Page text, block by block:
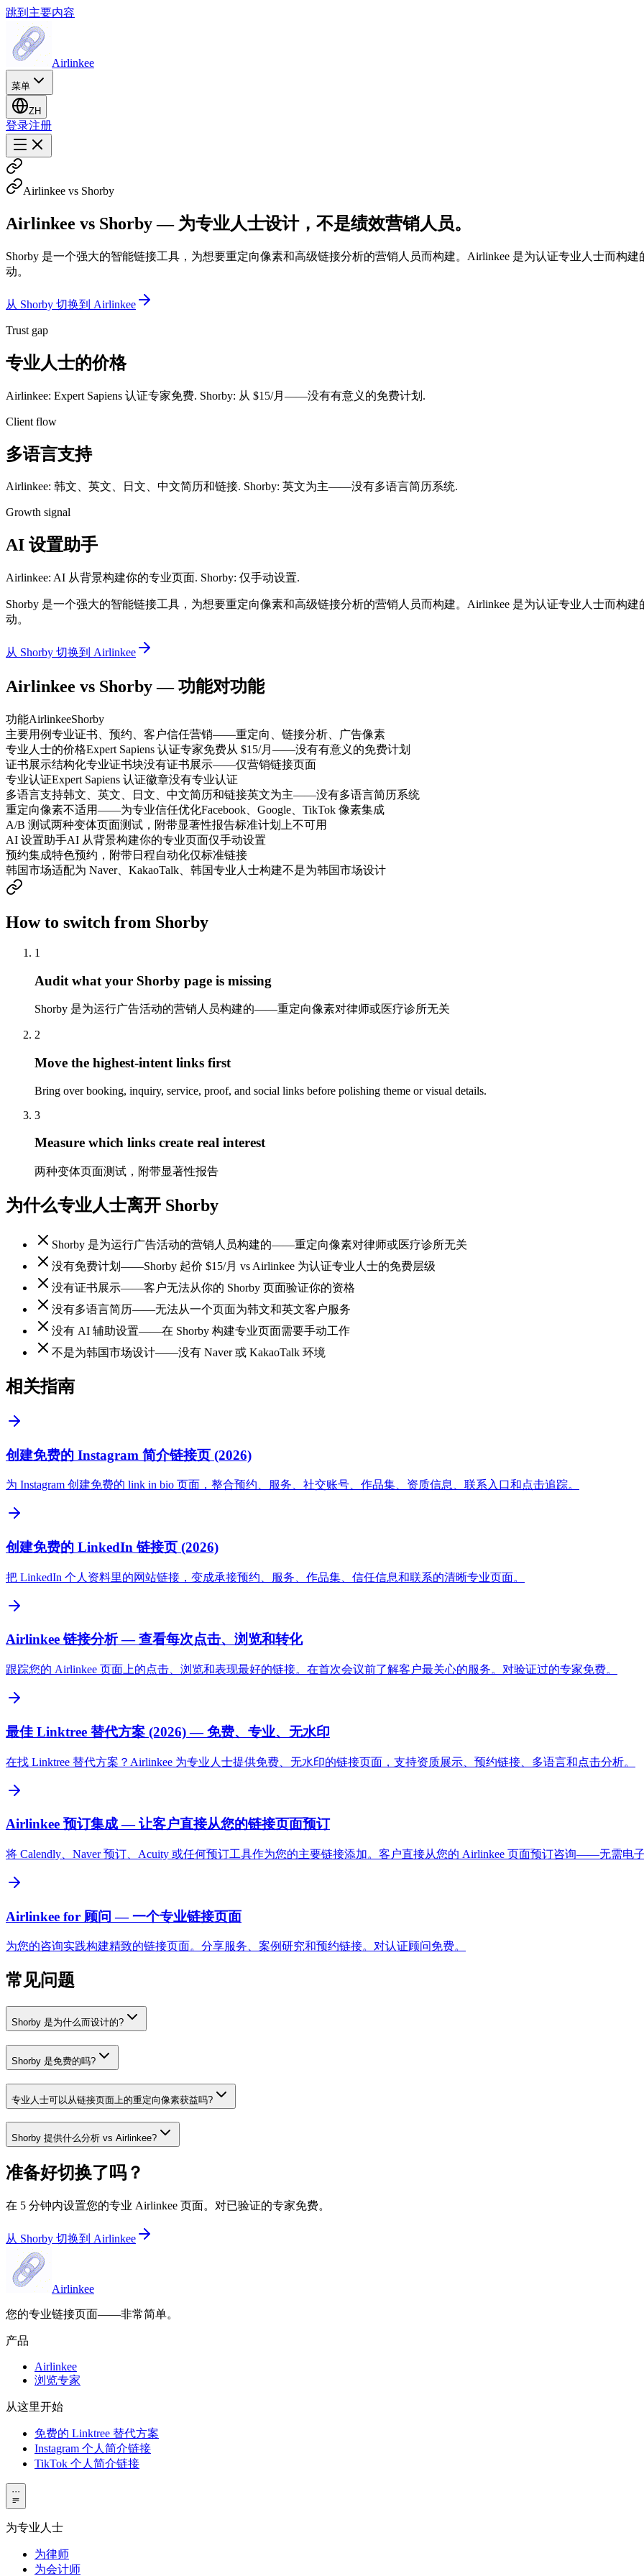
跳到主要内容
Airlinkee
菜单
ZH
登录注册
Airlinkee vs Shorby
Airlinkee vs Shorby — 为专业人士设计，不是绩效营销人员。
Shorby 是一个强大的智能链接工具，为想要重定向像素和高级链接分析的营销人员而构建。Airlinkee 是为认证专业人士而
动。
从 Shorby 切换到 Airlinkee
Trust gap
专业人士的价格
Airlinkee: Expert Sapiens 认证专家免费. Shorby: 从 $15/月——没有有意义的免费计划.
Client flow
多语言支持
Airlinkee: 韩文、英文、日文、中文简历和链接. Shorby: 英文为主——没有多语言简历系统.
Growth signal
AI 设置助手
Airlinkee: AI 从背景构建你的专业页面. Shorby: 仅手动设置.
Shorby 是一个强大的智能链接工具，为想要重定向像素和高级链接分析的营销人员而构建。Airlinkee 是为认证专业人士而
动。
从 Shorby 切换到 Airlinkee
Airlinkee vs Shorby — 功能对功能
功能AirlinkeeShorby
主要用例专业证书、预约、客户信任营销——重定向、链接分析、广告像素
专业人士的价格Expert Sapiens 认证专家免费从 $15/月——没有有意义的免费计划
证书展示结构化专业证书块没有证书展示——仅营销链接页面
专业认证Expert Sapiens 认证徽章没有专业认证
多语言支持韩文、英文、日文、中文简历和链接英文为主——没有多语言简历系统
重定向像素不适用——为专业信任优化Facebook、Google、TikTok 像素集成
A/B 测试两种变体页面测试，附带显著性报告标准计划上不可用
AI 设置助手AI 从背景构建你的专业页面仅手动设置
预约集成特色预约，附带日程自动化仅标准链接
韩国市场适配为 Naver、KakaoTalk、韩国专业人士构建不是为韩国市场设计
How to switch from Shorby
1
Audit what your Shorby page is missing
Shorby 是为运行广告活动的营销人员构建的——重定向像素对律师或医疗诊所无关
2
Move the highest-intent links first
Bring over booking, inquiry, service, proof, and social links before polishing theme or visual details.
3
Measure which links create real interest
两种变体页面测试，附带显著性报告
为什么专业人士离开 Shorby
Shorby 是为运行广告活动的营销人员构建的——重定向像素对律师或医疗诊所无关
没有免费计划——Shorby 起价 $15/月 vs Airlinkee 为认证专业人士的免费层级
没有证书展示——客户无法从你的 Shorby 页面验证你的资格
没有多语言简历——无法从一个页面为韩文和英文客户服务
没有 AI 辅助设置——在 Shorby 构建专业页面需要手动工作
不是为韩国市场设计——没有 Naver 或 KakaoTalk 环境
相关指南
创建免费的 Instagram 简介链接页 (2026)
为 Instagram 创建免费的 link in bio 页面，整合预约、服务、社交账号、作品集、资质信息、联系入口和点击追踪。
创建免费的 LinkedIn 链接页 (2026)
把 LinkedIn 个人资料里的网站链接，变成承接预约、服务、作品集、信任信息和联系的清晰专业页面。
Airlinkee 链接分析 — 查看每次点击、浏览和转化
跟踪您的 Airlinkee 页面上的点击、浏览和表现最好的链接。在首次会议前了解客户最关心的服务。对验证过的专家免费。
最佳 Linktree 替代方案 (2026) — 免费、专业、无水印
在找 Linktree 替代方案？Airlinkee 为专业人士提供免费、无水印的链接页面，支持资质展示、预约链接、多语言和点击分析。
Airlinkee 预订集成 — 让客户直接从您的链接页面预订
将 Calendly、Naver 预订、Acuity 或任何预订工具作为您的主要链接添加。客户直接从您的 Airlinkee 页面预订咨询——无需电子
Airlinkee for 顾问 — 一个专业链接页面
为您的咨询实践构建精致的链接页面。分享服务、案例研究和预约链接。对认证顾问免费。
常见问题
Shorby 是为什么而设计的?
Shorby 是免费的吗?
专业人士可以从链接页面上的重定向像素获益吗?
Shorby 提供什么分析 vs Airlinkee?
准备好切换了吗？
在 5 分钟内设置您的专业 Airlinkee 页面。对已验证的专家免费。
从 Shorby 切换到 Airlinkee
Airlinkee
您的专业链接页面——非常简单。
产品
Airlinkee
浏览专家
从这里开始
免费的 Linktree 替代方案
Instagram 个人简介链接
TikTok 个人简介链接
···
为专业人士
为律师
为会计师